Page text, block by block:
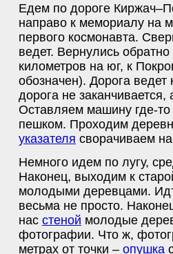
Едем по дороге
направо к мемориалу на
первого космонавта.
ведет. Вернулись
километров на юг, к
обозначен). Дорога
дорога не заканчивается,
Оставляем машину где-
пешком. Проходим
указателя сворачиваем
Немного идем по лугу,
Наконец, выходим к
молодыми деревцами.
весьма не просто.
нас стеной молодые
фотографии. Что ж,
метрах от точки – опушка